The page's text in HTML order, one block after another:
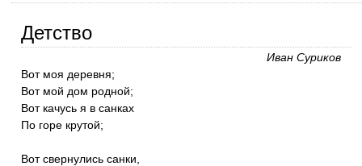
Детство
Иван Суриков
Вот моя деревня;
Вот мой дом родной;
Вот качусь я в санках
По горе крутой;
Вот свернулись санки,